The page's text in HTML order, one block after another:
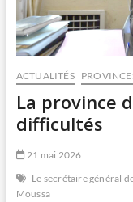
ACTUALITÉS
La province
difficultés
21 mai 2026
Le secrétaire général
Moussa